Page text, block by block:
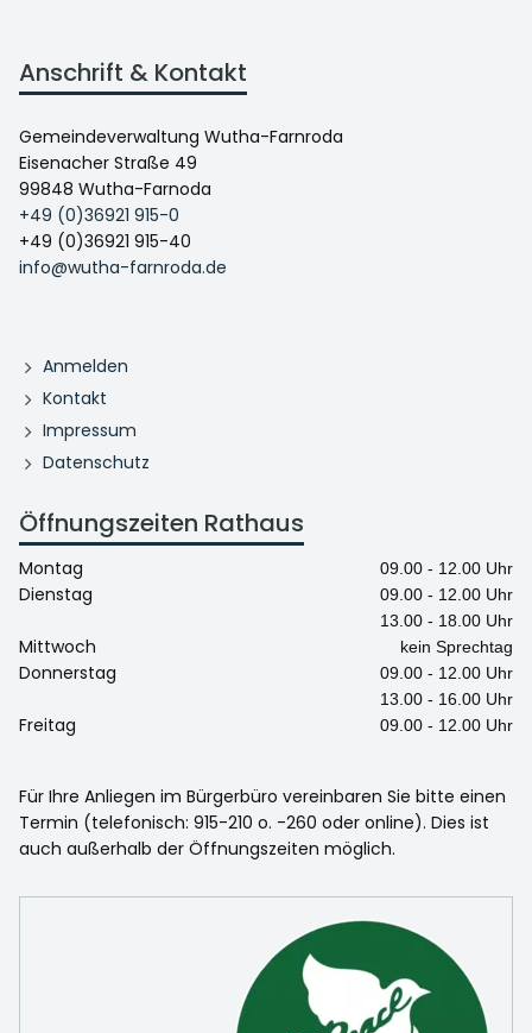
Anschrift & Kontakt
Gemeindeverwaltung Wutha-Farnroda
Eisenacher Straße 49
99848 Wutha-Farnoda
+49 (0)36921 915-0
+49 (0)36921 915-40
info@wutha-farnroda.de
Anmelden
Kontakt
Impressum
Datenschutz
Öffnungszeiten Rathaus
Montag 09.00 - 12.00 Uhr
Dienstag
09.00 - 12.00 Uhr
13.00 - 18.00 Uhr
Mittwoch kein Sprechtag
Donnerstag
09.00 - 12.00 Uhr
13.00 - 16.00 Uhr
Freitag 09.00 - 12.00 Uhr
Für Ihre Anliegen im Bürgerbüro vereinbaren Sie bitte einen
Termin (telefonisch: 915-210 o. -260 oder online). Dies ist
auch außerhalb der Öffnungszeiten möglich.